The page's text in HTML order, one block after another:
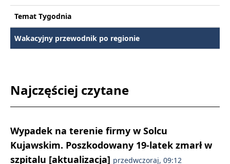
Temat Tygodnia
Wakacyjny przewodnik po regionie
Najczęściej czytane
Wypadek na terenie firmy w Solcu
Kujawskim. Poszkodowany 19-latek zmarł w
szpitalu [aktualizacja] przedwczoraj, 09:12